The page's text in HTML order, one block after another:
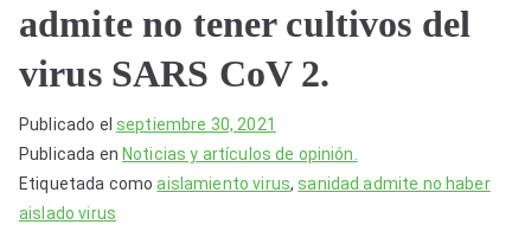
admite no tener cultivos del
virus SARS CoV 2.
Publicado el septiembre 30, 2021
Publicada en Noticias y artículos de opinión.
Etiquetada comoaislamiento virus,sanidad admite no haber
aislado virus